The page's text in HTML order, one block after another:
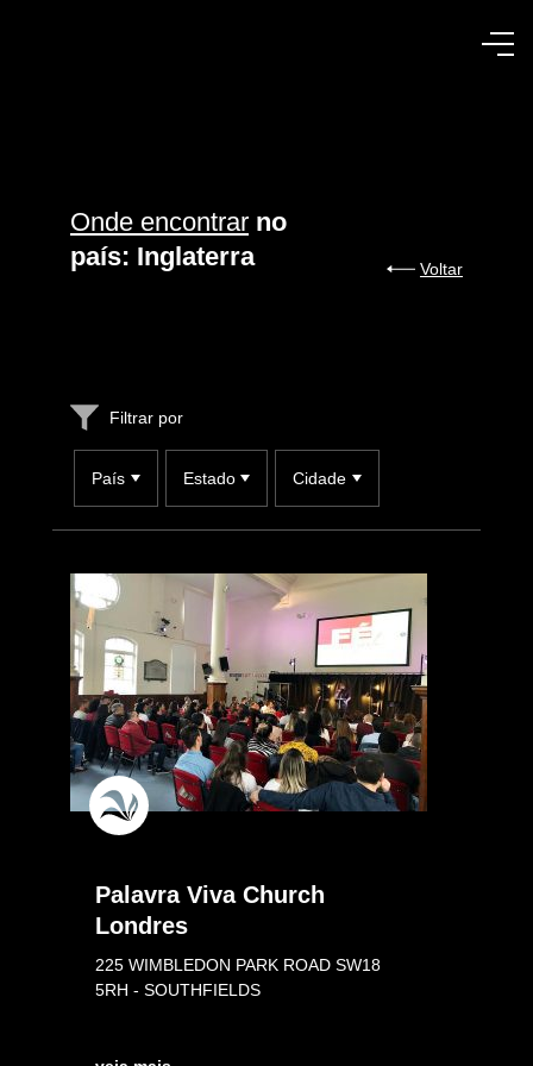
Onde encontrar no
país: Inglaterra
Voltar
Filtrar por
País Estado Cidade
Palavra Viva Church
Londres
225 WIMBLEDON PARK ROAD SW18
5RH - SOUTHFIELDS